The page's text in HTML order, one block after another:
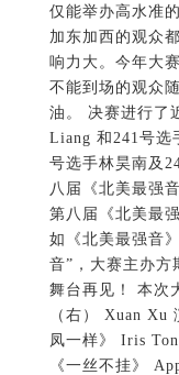
仅能举办高水准
加东加西的观众
响力大。今年大
不能到场的观众
油。 决赛进行了
Liang 和241号选
号选手林昊南及
八届《北美最强
第八届《北美最
如《北美最强音
音”，大赛主办方
舞台再见！ 本次
（右） Xuan Xu
凤一样》 Iris
《一丝不挂》